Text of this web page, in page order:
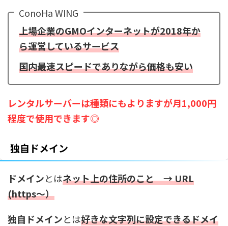
ConoHa WING
上場企業のGMOインターネットが2018年か
ら運営しているサービス
国内最速スピードでありながら価格も安い
レンタルサーバーは種類にもよりますが月1,000円
程度で使用できます◎
独自ドメイン
ドメインとはネット上の住所のこと → URL
(https〜）
独自ドメインとは好きな文字列に設定できるドメイ